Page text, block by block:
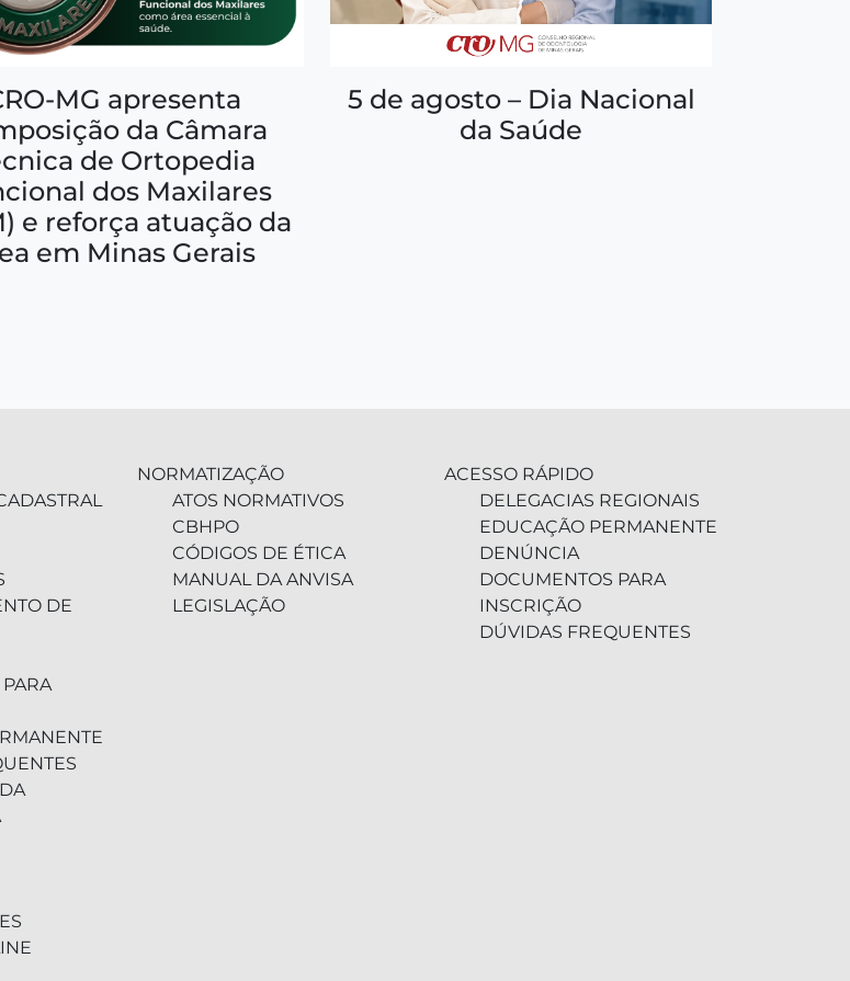
MG apresenta
da Câmara
de Ortopedia
dos Maxilares
e reforça atuação da
em Minas Gerais
5 de agosto – Dia Nacional
da Saúde
DE
NORMATIZAÇÃO
ATOS NORMATIVOS
CBHPO
CÓDIGOS DE ÉTICA
MANUAL DA ANVISA
LEGISLAÇÃO
ACESSO RÁPIDO
DELEGACIAS REGIONAIS
EDUCAÇÃO PERMANENTE
DENÚNCIA
DOCUMENTOS PARA
INSCRIÇÃO
DÚVIDAS FREQUENTES